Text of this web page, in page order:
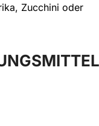
Zucchini oder